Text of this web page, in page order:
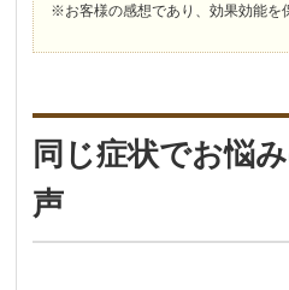
※お客様の感想であり、効果効能を
同じ症状でお悩
声